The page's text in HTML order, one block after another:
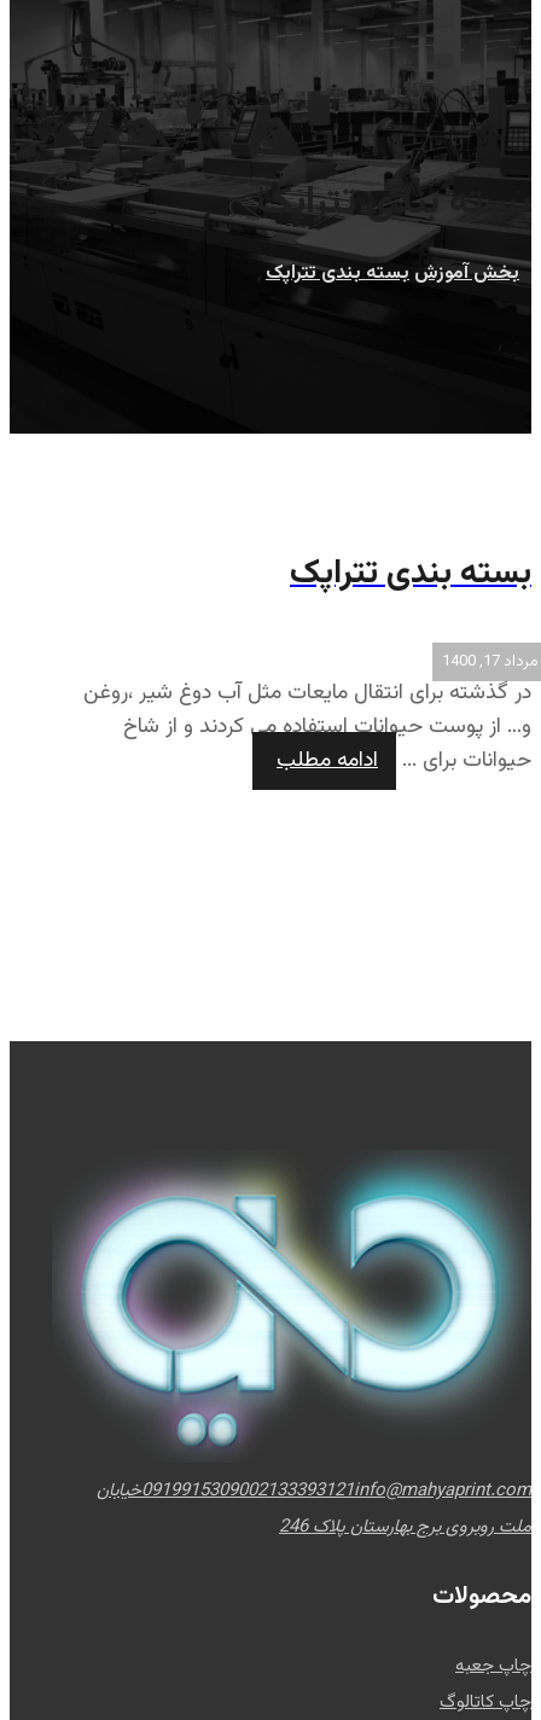
بسته بندی تتراپک
بخش آموزش بسته بندی تتراپک
بسته بندی تتراپک
مرداد 17, 1400
در گذشته برای انتقال مایعات مثل آب دوغ شیر ،روغن
و… از پوست حیوانات استفاده می کردند و از شاخ
حیوانات برای ...
ادامه مطلب
0919915309002133393121info@mahyaprint.com
خیابان
ملت روبروی برج بهارستان پلاک 246
محصولات
چاپ جعبه
چاپ کاتالوگ